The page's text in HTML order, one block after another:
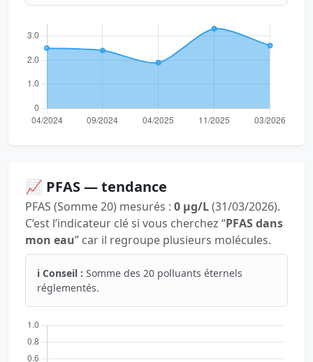
📈 PFAS — tendance
PFAS (Somme 20) mesurés : 0 µg/L(31/03/2026).
C’est l’indicateur clé si vous cherchez “PFAS dans
mon eau” car il regroupe plusieurs molécules.
ℹ️ Conseil : Somme des 20 polluants éternels
réglementés.